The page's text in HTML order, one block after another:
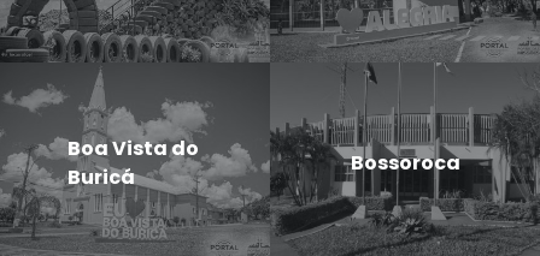
Boa Vista do
Buricá
Bossoroca